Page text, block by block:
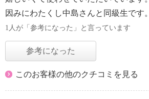
因みにわたくし中島さんと同級生です。
1人が「参考になった」と言っています
参考になった
このお客様の他のクチコミを見る